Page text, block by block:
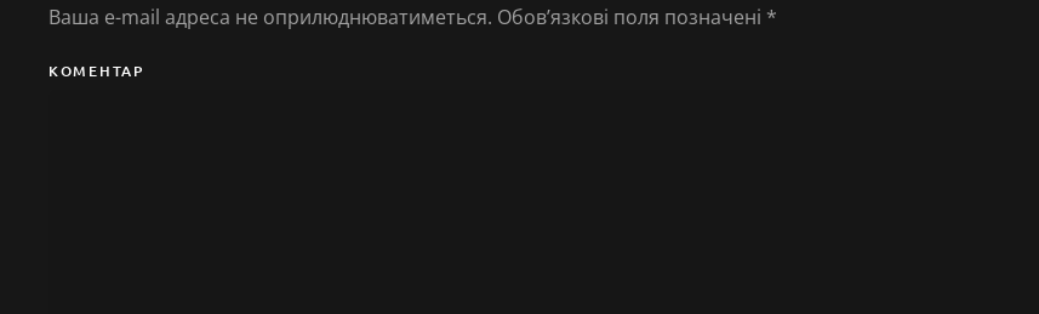
Ваша e-mail адреса не оприлюднюватиметься. Обов’язкові поля позначені *
КОМЕНТАР